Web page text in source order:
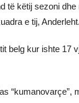
të këtij sezoni
e tij, Anderleht.
belg kur ishte 17
“kumanovarçe”,